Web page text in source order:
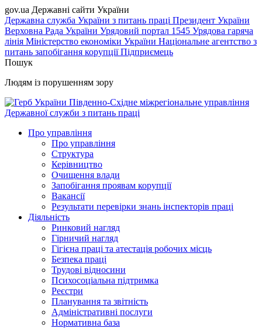
gov.ua Державні сайти України
Державна служба України з питань праці Президент України
Верховна Рада України Урядовий портал 1545 Урядова гаряча
лінія Міністерство економіки України Національне агентство з
питань запобігання корупціїПідприємець
Пошук
Людям із порушенням зору
Південно-Східне міжрегіональне управління
Державної служби з питань праці
Про управління
Про управління
Структура
Керівництво
Очищення влади
Запобігання проявам корупції
Вакансії
Результати перевірки знань інспекторів праці
Діяльність
Ринковий нагляд
Гірничий нагляд
Гігієна праці та атестація робочих місць
Безпека праці
Трудові відносини
Психосоціальна підтримка
Реєстри
Планування та звітність
Адміністративні послуги
Нормативна база